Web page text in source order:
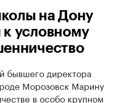
на Дону
условному
бывшего директора
Морозовск Марину
в особо крупном